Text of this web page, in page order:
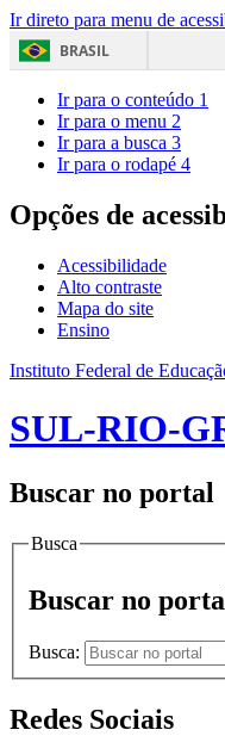
Ir direto para menu de
BRASIL
Ir para o conteúdo 1
Ir para o menu 2
Ir para a busca 3
Ir para o rodapé 4
Opções de
Acessibilidade
Alto contraste
Mapa do site
Ensino
Instituto Federal de
SUL-RIO-
Buscar no portal
Busca
Buscar no
Busca:
Redes Sociais